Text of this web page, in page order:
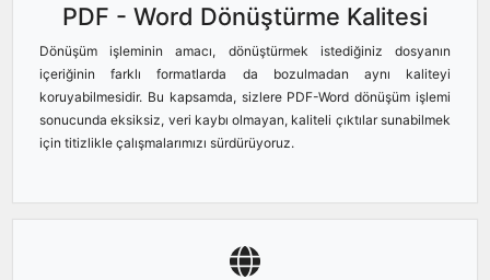
PDF - Word Dönüştürme Kalitesi
Dönüşüm işleminin amacı, dönüştürmek istediğiniz dosyanın
içeriğinin farklı formatlarda da bozulmadan aynı kaliteyi
koruyabilmesidir. Bu kapsamda, sizlere PDF-Word dönüşüm işlemi
sonucunda eksiksiz, veri kaybı olmayan, kaliteli çıktılar sunabilmek
için titizlikle çalışmalarımızı sürdürüyoruz.